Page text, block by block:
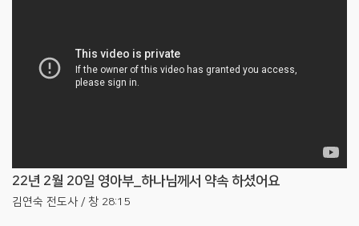
22년 2월 20일 영아부_하나님께서 약속 하셨어요
김연숙 전도사 / 창 28:15